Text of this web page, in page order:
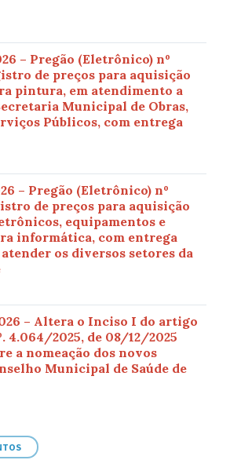
– Pregão (Eletrônico) nº
de preços para aquisição
pintura, em atendimento a
Municipal de Obras,
Públicos, com entrega
– Pregão (Eletrônico) nº
de preços para aquisição
equipamentos e
informática, com entrega
os diversos setores da
– Altera o Inciso I do artigo
4.064/2025, de 08/12/2025
a nomeação dos novos
Municipal de Saúde de